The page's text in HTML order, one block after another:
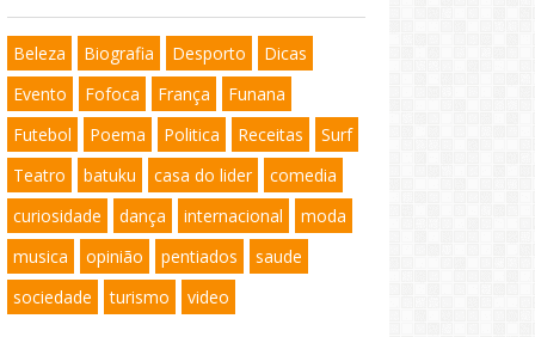
Beleza Biografia Desporto
Dicas
Evento
Fofoca França
Funana
Futebol
Poema Politica Receitas
Surf
Teatro
batuku casa do lider
comedia
curiosidade
dança internacional
moda
musica
opinião pentiados
saude
sociedade
turismo video